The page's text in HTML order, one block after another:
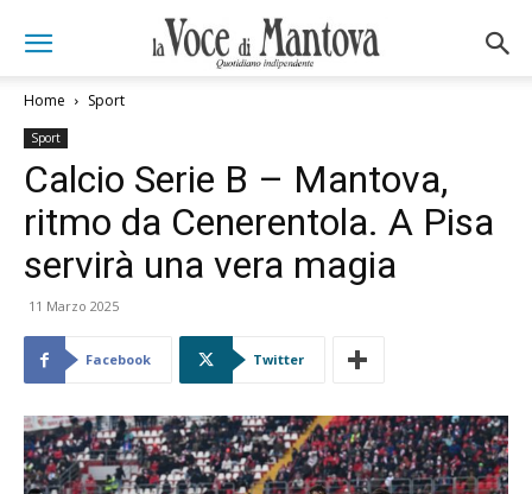
Home Sport
Sport
Calcio Serie B – Mantova,
ritmo da Cenerentola. A Pisa
servirà una vera magia
11 Marzo 2025
Facebook Twitter